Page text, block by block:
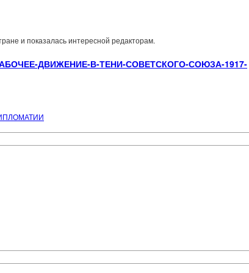
и показалась интересной редакторам.
ДВИЖЕНИЕ-В-ТЕНИ-СОВЕТСКОГО-СОЮЗА-1917-